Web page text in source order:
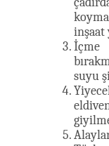
inşaat
İçme
suyu